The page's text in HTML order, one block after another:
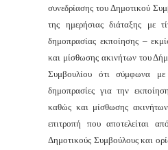
συνεδρίασης του Δημοτικού
της ημερήσιας διάταξης με
δημοπρασίας εκποίησης –
και μίσθωσης ακινήτων του
Συμβουλίου ότι σύμφωνα
δημοπρασίες για την
καθώς και μίσθωσης
επιτροπή που αποτελείται
Δημοτικούς Συμβούλους και